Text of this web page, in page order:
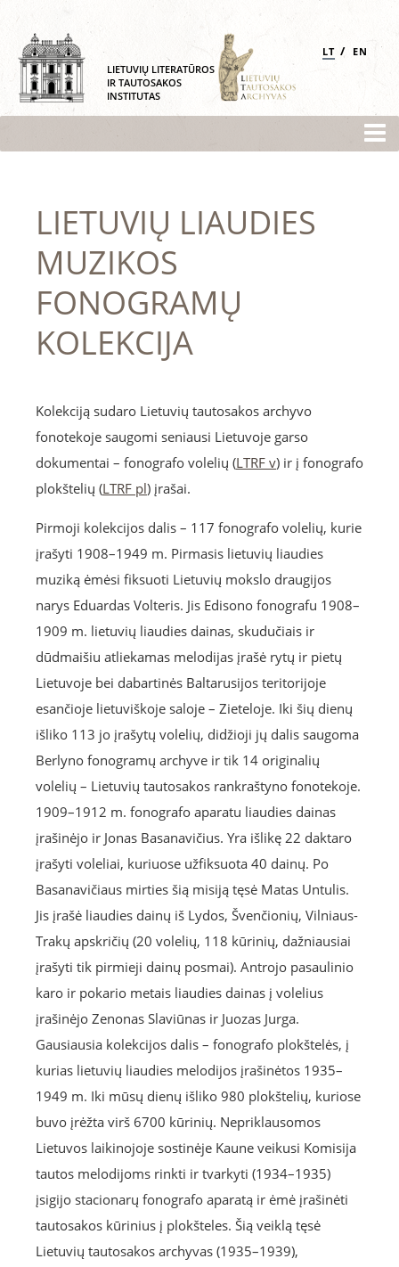
LIETUVIŲ LITERATŪROS
IR TAUTOSAKOS
INSTITUTAS
LT / EN
LIETUVIŲ LIAUDIES
MUZIKOS
FONOGRAMŲ
KOLEKCIJA
Kolekciją sudaro Lietuvių tautosakos archyvo
fonotekoje saugomi seniausi Lietuvoje garso
dokumentai – fonografo volelių (LTRF v) ir į fonografo
plokštelių (LTRF pl) įrašai.
Pirmoji kolekcijos dalis – 117 fonografo volelių, kurie
įrašyti 1908–1949 m. Pirmasis lietuvių liaudies
muziką ėmėsi fiksuoti Lietuvių mokslo draugijos
narys Eduardas Volteris. Jis Edisono fonografu 1908–
1909 m. lietuvių liaudies dainas, skudučiais ir
dūdmaišiu atliekamas melodijas įrašė rytų ir pietų
Lietuvoje bei dabartinės Baltarusijos teritorijoje
esančioje lietuviškoje saloje – Zieteloje. Iki šių dienų
išliko 113 jo įrašytų volelių, didžioji jų dalis saugoma
Berlyno fonogramų archyve ir tik 14 originalių
volelių – Lietuvių tautosakos rankraštyno fonotekoje.
1909–1912 m. fonografo aparatu liaudies dainas
įrašinėjo ir Jonas Basanavičius. Yra išlikę 22 daktaro
įrašyti voleliai, kuriuose užfiksuota 40 dainų. Po
Basanavičiaus mirties šią misiją tęsė Matas Untulis.
Jis įrašė liaudies dainų iš Lydos, Švenčionių, Vilniaus-
Trakų apskričių (20 volelių, 118 kūrinių, dažniausiai
įrašyti tik pirmieji dainų posmai). Antrojo pasaulinio
karo ir pokario metais liaudies dainas į volelius
įrašinėjo Zenonas Slaviūnas ir Juozas Jurga.
Gausiausia kolekcijos dalis – fonografo plokštelės, į
kurias lietuvių liaudies melodijos įrašinėtos 1935–
1949 m. Iki mūsų dienų išliko 980 plokštelių, kuriose
buvo įrėžta virš 6700 kūrinių. Nepriklausomos
Lietuvos laikinojoje sostinėje Kaune veikusi Komisija
tautos melodijoms rinkti ir tvarkyti (1934–1935)
įsigijo stacionarų fonografo aparatą ir ėmė įrašinėti
tautosakos kūrinius į plokšteles. Šią veiklą tęsė
Lietuvių tautosakos archyvas (1935–1939),